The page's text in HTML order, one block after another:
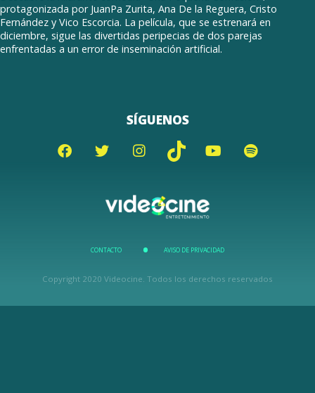
protagonizada por JuanPa Zurita, Ana De la Reguera, Cristo
Fernández y Vico Escorcia. La película, que se estrenará en
diciembre, sigue las divertidas peripecias de dos parejas
enfrentadas a un error de inseminación artificial.
SÍGUENOS
CONTACTO AVISO DE PRIVACIDAD
Copyright 2020 Videocine. Todos los derechos reservados